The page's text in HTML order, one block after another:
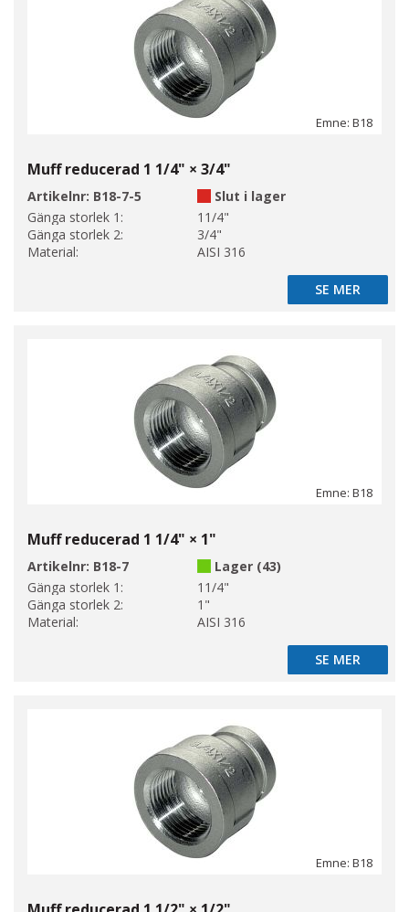
Emne: B18
Muff reducerad 1 1/4" × 3/4"
Artikelnr: B18-7-5
Slut i lager
Gänga storlek 1:
11/4"
Gänga storlek 2:
3/4"
Material:
AISI 316
SE MER
SE MER
Emne: B18
Muff reducerad 1 1/4" × 1"
Artikelnr: B18-7
Lager (43)
Gänga storlek 1:
11/4"
Gänga storlek 2:
1"
Material:
AISI 316
SE MER
SE MER
Emne: B18